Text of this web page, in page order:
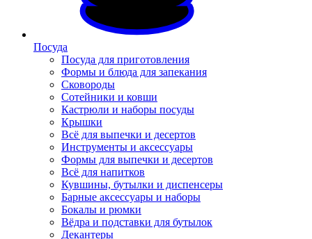
Посуда
Посуда для приготовления
Формы и блюда для запекания
Сковороды
Сотейники и ковши
Кастрюли и наборы посуды
Крышки
Всё для выпечки и десертов
Инструменты и аксессуары
Формы для выпечки и десертов
Всё для напитков
Кувшины, бутылки и диспенсеры
Барные аксессуары и наборы
Бокалы и рюмки
Вёдра и подставки для бутылок
Декантеры